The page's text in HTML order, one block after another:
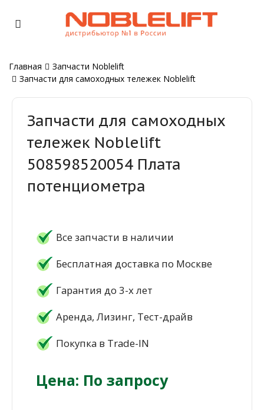
Главная
Запчасти Noblelift
Запчасти для самоходных тележек Noblelift
Запчасти для самоходных
тележек Noblelift
508598520054 Плата
потенциометра
Все запчасти в наличии
Бесплатная доставка по Москве
Гарантия до 3-х лет
Аренда, Лизинг, Тест-драйв
Покупка в Trade-IN
Цена: По запросу